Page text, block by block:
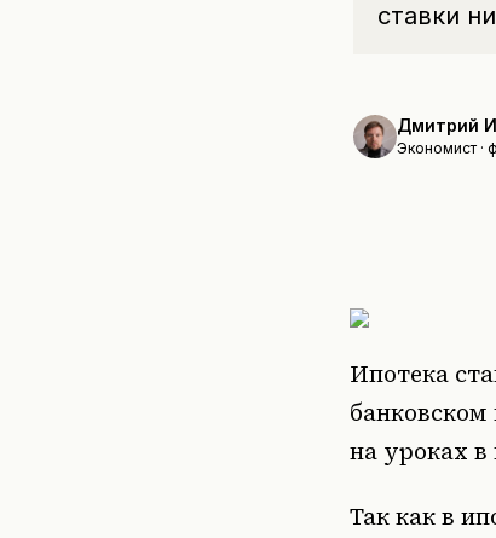
ставки
Дмитрий
Экономист ·
Ипотека
на уроках
Так как в